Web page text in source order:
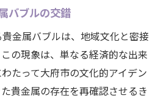
金属製品とその市場価値
としての貴金属の位置付け
域社会を築く貴金属市場
心地大府市で歴史から学ぶ価
バブルの交錯
金属バブルは、地域文化と密接
の現象は、単なる経済的な出来
たって大府市の文化的アイデン
貴金属の存在を再確認させるき